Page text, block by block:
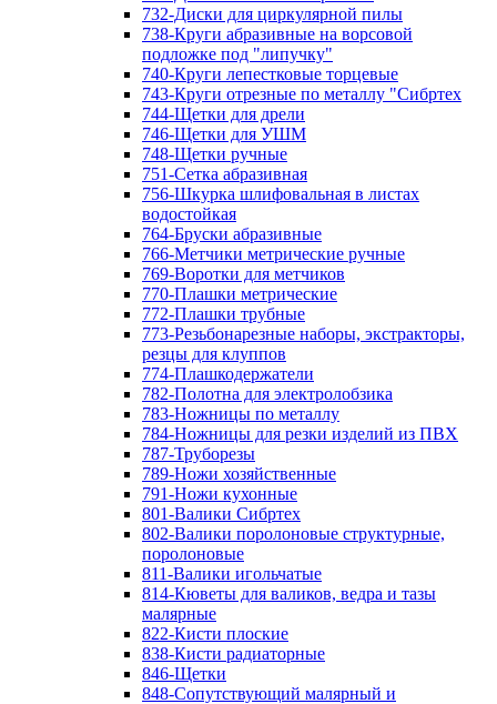
732-Диски для циркулярной пилы
738-Круги абразивные на ворсовой
подложке под "липучку"
740-Круги лепестковые торцевые
743-Круги отрезные по металлу "Сибртех
744-Щетки для дрели
746-Щетки для УШМ
748-Щетки ручные
751-Сетка абразивная
756-Шкурка шлифовальная в листах
водостойкая
764-Бруски абразивные
766-Метчики метрические ручные
769-Воротки для метчиков
770-Плашки метрические
772-Плашки трубные
773-Резьбонарезные наборы, экстракторы,
резцы для клуппов
774-Плашкодержатели
782-Полотна для электролобзика
783-Ножницы по металлу
784-Ножницы для резки изделий из ПВХ
787-Труборезы
789-Ножи хозяйственные
791-Ножи кухонные
801-Валики Сибртех
802-Валики поролоновые структурные,
поролоновые
811-Валики игольчатые
814-Кюветы для валиков, ведра и тазы
малярные
822-Кисти плоские
838-Кисти радиаторные
846-Щетки
848-Сопутствующий малярный и